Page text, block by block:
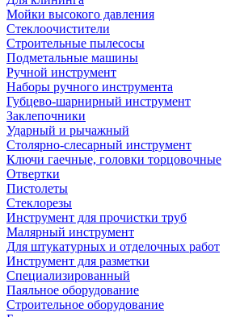
Мойки высокого давления
Стеклоочистители
Строительные пылесосы
Подметальные машины
Ручной инструмент
Наборы ручного инструмента
Губцево-шарнирный инструмент
Заклепочники
Ударный и рычажный
Столярно-слесарный инструмент
Ключи гаечные, головки торцовочные
Отвертки
Пистолеты
Стеклорезы
Инструмент для прочистки труб
Малярный инструмент
Для штукатурных и отделочных работ
Инструмент для разметки
Специализированный
Паяльное оборудование
Строительное оборудование